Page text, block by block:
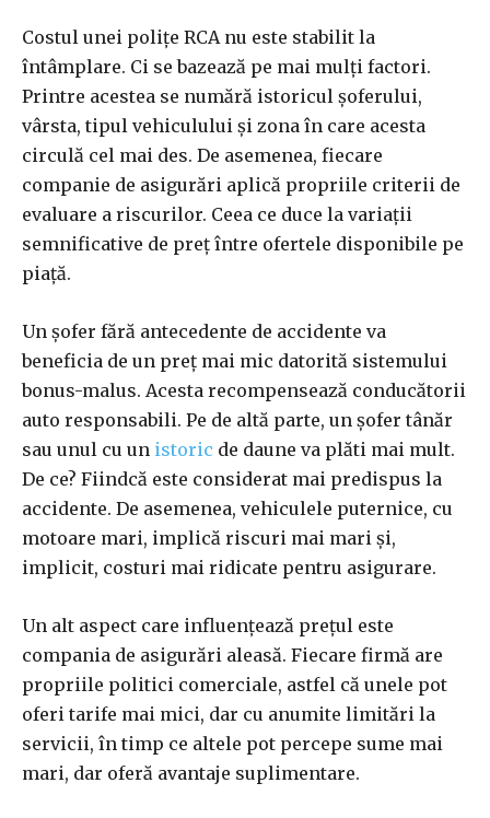
Costul unei polițe RCA nu este stabilit la
întâmplare. Ci se bazează pe mai mulți factori.
Printre acestea se numără istoricul șoferului,
vârsta, tipul vehiculului și zona în care acesta
circulă cel mai des. De asemenea, fiecare
companie de asigurări aplică propriile criterii de
evaluare a riscurilor. Ceea ce duce la variații
semnificative de preț între ofertele disponibile pe
piață.
Un șofer fără antecedente de accidente va
beneficia de un preț mai mic datorită sistemului
bonus-malus. Acesta recompensează conducătorii
auto responsabili. Pe de altă parte, un șofer tânăr
sau unul cu un istoric de daune va plăti mai mult.
De ce? Fiindcă este considerat mai predispus la
accidente. De asemenea, vehiculele puternice, cu
motoare mari, implică riscuri mai mari și,
implicit, costuri mai ridicate pentru asigurare.
Un alt aspect care influențează prețul este
compania de asigurări aleasă. Fiecare firmă are
propriile politici comerciale, astfel că unele pot
oferi tarife mai mici, dar cu anumite limitări la
servicii, în timp ce altele pot percepe sume mai
mari, dar oferă avantaje suplimentare.